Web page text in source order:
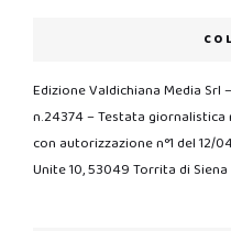
Edizione Valdichiana Media Srl
n.24374 – Testata
con autorizzazione n°1 del 12/
Unite 10, 53049 Torrita di Siena